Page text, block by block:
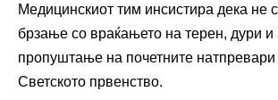
Медицинскиот тим инсистира дека не
брзање со враќањето на терен, дури и
пропуштање на почетните
Светското првенство.